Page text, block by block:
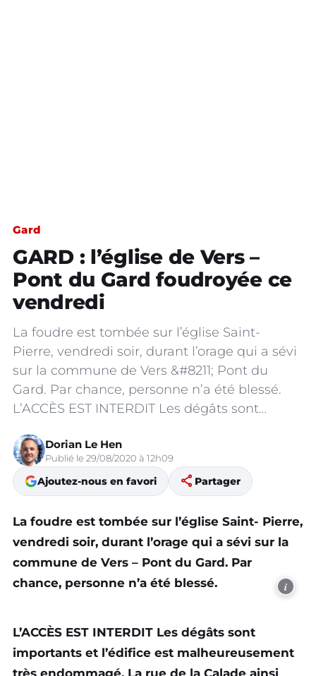
Gard
GARD : l’église de Vers –
Pont du Gard foudroyée ce
vendredi
La foudre est tombée sur l’église Saint-
Pierre, vendredi soir, durant l’orage qui a sévi
sur la commune de Vers &#8211; Pont du
Gard. Par chance, personne n’a été blessé.
L’ACCÈS EST INTERDIT Les dégâts sont…
Dorian Le Hen
Publié le 29/08/2020 à 12h09
Ajoutez-nous en favori share Partager
La foudre est tombée sur l’église Saint- Pierre,
vendredi soir, durant l’orage qui a sévi sur la
commune de Vers – Pont du Gard. Par
chance, personne n’a été blessé.
i
L’ACCÈS EST INTERDIT Les dégâts sont
importants et l’édifice est malheureusement
très endommagé. La rue de la Calade ainsi